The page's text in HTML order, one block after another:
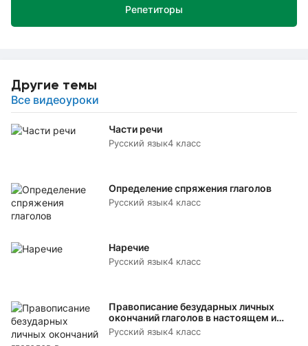
Другие темы
Все видеоуроки
Части речи
Русский язык4 класс
Определение спряжения глаголов
Русский язык4 класс
Наречие
Русский язык4 класс
Правописание безударных личных
окончаний глаголов в настоящем и
будущем времени
Русский язык4 класс
Репетиторы